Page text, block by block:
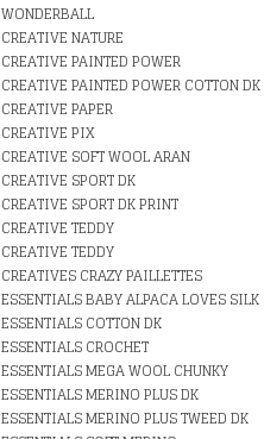
WONDERBALL
CREATIVE NATURE
CREATIVE PAINTED POWER
CREATIVE PAINTED POWER COTTON DK
CREATIVE PAPER
CREATIVE PIX
CREATIVE SOFT WOOL ARAN
CREATIVE SPORT DK
CREATIVE SPORT DK PRINT
CREATIVE TEDDY
CREATIVE TEDDY
CREATIVES CRAZY PAILLETTES
ESSENTIALS BABY ALPACA LOVES SILK
ESSENTIALS COTTON DK
ESSENTIALS CROCHET
ESSENTIALS MEGA WOOL CHUNKY
ESSENTIALS MERINO PLUS DK
ESSENTIALS MERINO PLUS TWEED DK